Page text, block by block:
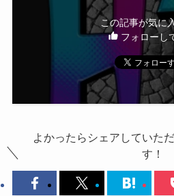
この記事が気に
フォローし
よかったらシェアしていた
す！